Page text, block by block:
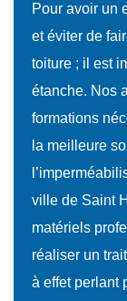
Pour avoir un
et éviter de
toiture ; il est
étanche. Nos
formations
la meilleure
ville de Saint
matériels
réaliser un
à effet perlant